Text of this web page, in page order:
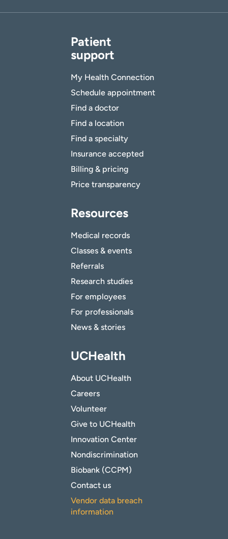
Patient
support
My Health Connection
Schedule appointment
Find a doctor
Find a location
Find a specialty
Insurance accepted
Billing & pricing
Price transparency
Resources
Medical records
Classes & events
Referrals
Research studies
For employees
For professionals
News & stories
UCHealth
About UCHealth
Careers
Volunteer
Give to UCHealth
Innovation Center
Nondiscrimination
Biobank (CCPM)
Contact us
Vendor data breach
information